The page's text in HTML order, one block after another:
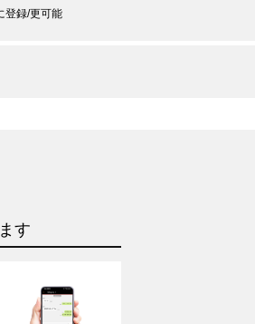
登録/更可能
す